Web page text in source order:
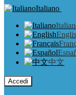
Italiano
中文
Accedi